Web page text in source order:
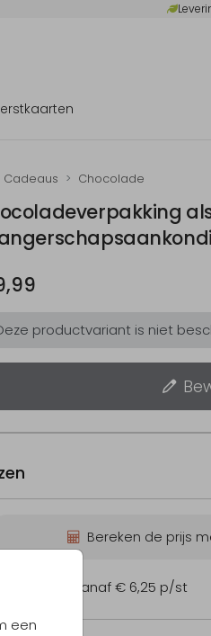
een
chocolade
Cadeaus Chocolade
productvariant is niet
Bereken de prijs
vanaf € 6,25 p/st